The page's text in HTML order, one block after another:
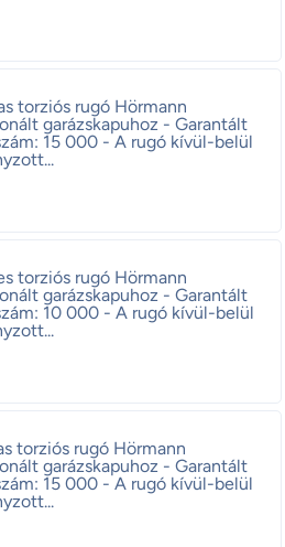
torziós rugó Hörmann
garázskapuhoz - Garantált
15 000 - A rugó kívül-belül
torziós rugó Hörmann
garázskapuhoz - Garantált
10 000 - A rugó kívül-belül
torziós rugó Hörmann
garázskapuhoz - Garantált
15 000 - A rugó kívül-belül